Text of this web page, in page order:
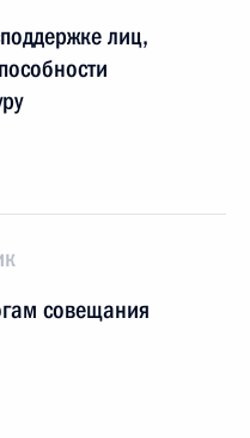
лиц,
совещания